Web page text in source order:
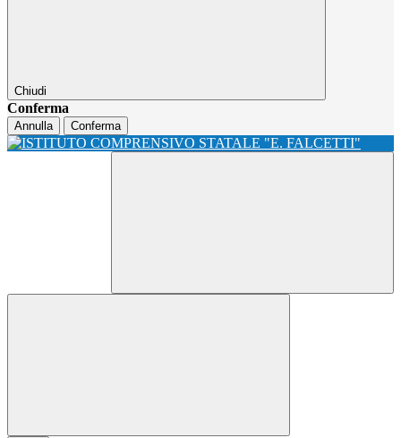
Chiudi
Conferma
Annulla Conferma